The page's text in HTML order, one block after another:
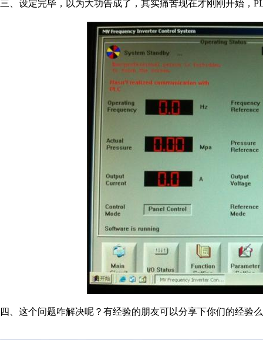
三、设定完毕，以为大功告成了，其实痛苦现在才刚刚开始，
四、这个问题咋解决呢？有经验的朋友可以分享下你们的经验